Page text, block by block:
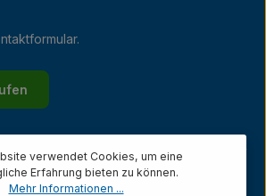
.
verwendet Cookies, um eine
Erfahrung bieten zu können.
Mehr Informationen ...